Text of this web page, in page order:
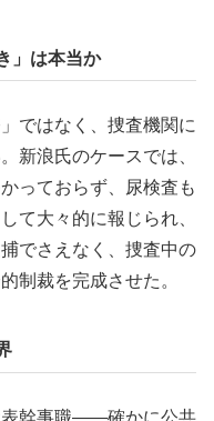
」は本当か
ではなく、捜査機関に
新浪氏のケースでは、
っておらず、尿検査も
て大々的に報じられ、
でさえなく、捜査中の
制裁を完成させた。
表幹事職――確かに公共